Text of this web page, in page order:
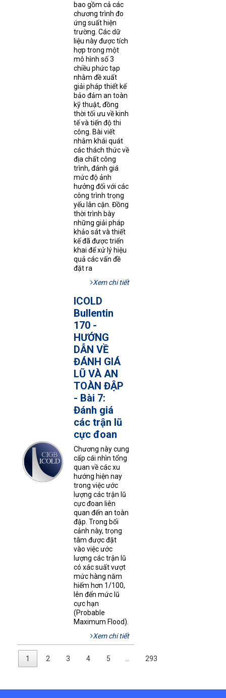
bao gồm cả các
chương trình đo
ứng suất hiện
trường. Các dữ
liệu này được tích
hợp trong một
mô hình số 3
chiều phức tạp
nhằm đề xuất
giải pháp thiết kế
bảo đảm an toàn
kỹ thuật, đồng
thời tối ưu về kinh
tế và tiến độ thi
công. Bài viết
nhằm khái quát
các thách thức về
địa chất công
trình, đánh giá
mức độ ảnh
hưởng đối với các
công trình trọng
yếu lân cận. Đồng
thời trình bày
những giải pháp
khảo sát và thiết
kế đã được triển
khai để xử lý hiệu
quả các vấn đề
đặt ra
Xem chi tiết
ICOLD
Bullentin
170 -
HƯỚNG
DẪN VỀ
ĐÁNH GIÁ
LŨ VÀ AN
TOÀN ĐẬP
- Bài 7:
Đánh giá
các trận lũ
cực đoan
Chương này cung
cấp cái nhìn tổng
quan về các xu
hướng hiện nay
trong việc ước
lượng các trận lũ
cực đoan liên
quan đến an toàn
đập. Trong bối
cảnh này, trọng
tâm được đặt
vào việc ước
lượng các trận lũ
có xác suất vượt
mức hàng năm
hiếm hơn 1/100,
lên đến mức lũ
cực hạn
(Probable
Maximum Flood).
Xem chi tiết
1 2 3 4 5 293